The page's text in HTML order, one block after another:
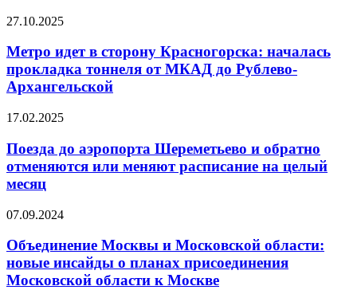
27.10.2025
Метро идет в сторону Красногорска: началась
прокладка тоннеля от МКАД до Рублево-
Архангельской
17.02.2025
Поезда до аэропорта Шереметьево и обратно
отменяются или меняют расписание на целый
месяц
07.09.2024
Объединение Москвы и Московской области:
новые инсайды о планах присоединения
Московской области к Москве